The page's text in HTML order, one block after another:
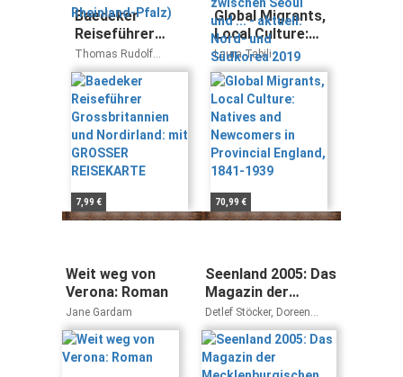
Baedeker
Reiseführer
Grossbritannien
und Nordirland:
mit GROSSER
REISEKARTE
Thomas Rudolf
Brigitte Ringelmann
7,99 €
Global Migrants,
Local Culture:
Natives and
Newcomers in
Provincial
England, 1841-
1939
Laura Tabili
70,99 €
Weit weg von
Verona: Roman
Jane Gardam
Seenland 2005: Das
Magazin der
Mecklenburgischen
Seenplatte und
Nord-
Brandenburgs
Detlef Stöcker, Doreen
Dreger, Jan Peterson